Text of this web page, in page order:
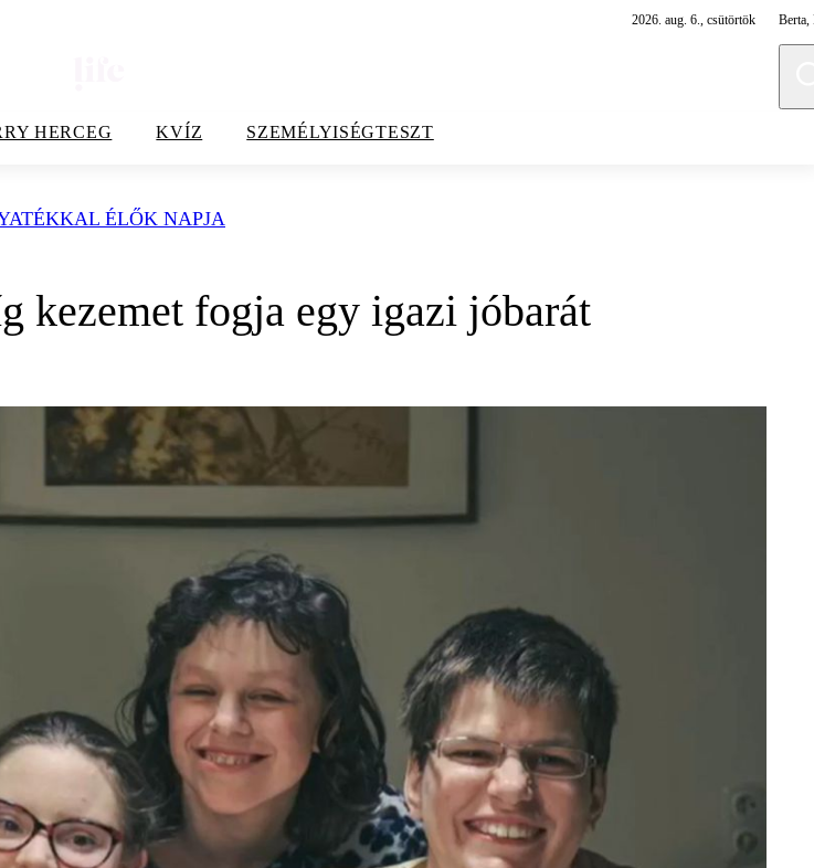
2026. aug. 6., csütörtök Berta,
HERCEG KVÍZ SZEMÉLYISÉGTESZT
ÉLŐK NAPJA
kezemet fogja egy igazi jóbarát